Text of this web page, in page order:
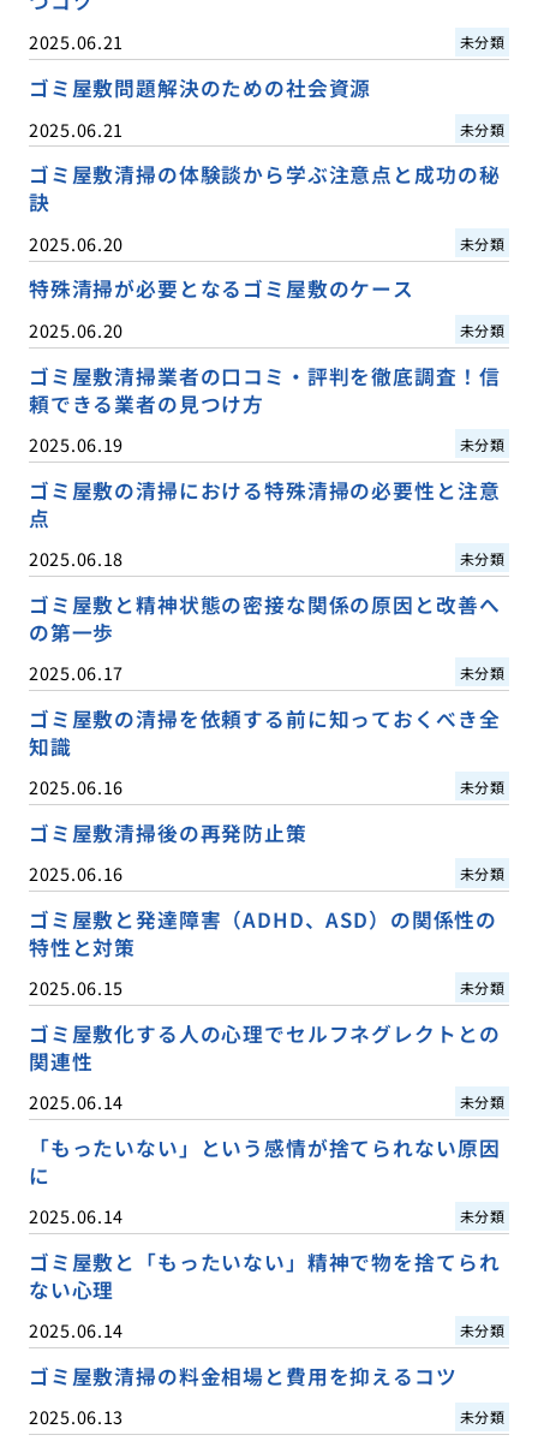
2025.06.21 未分類
ゴミ屋敷問題解決のための社会資源
2025.06.21 未分類
ゴミ屋敷清掃の体験談から学ぶ注意点と成功の秘
訣
2025.06.20 未分類
特殊清掃が必要となるゴミ屋敷のケース
2025.06.20 未分類
ゴミ屋敷清掃業者の口コミ・評判を徹底調査！信
頼できる業者の見つけ方
2025.06.19 未分類
ゴミ屋敷の清掃における特殊清掃の必要性と注意
点
2025.06.18 未分類
ゴミ屋敷と精神状態の密接な関係の原因と改善へ
の第一歩
2025.06.17 未分類
ゴミ屋敷の清掃を依頼する前に知っておくべき全
知識
2025.06.16 未分類
ゴミ屋敷清掃後の再発防止策
2025.06.16 未分類
ゴミ屋敷と発達障害（ADHD、ASD）の関係性の
特性と対策
2025.06.15 未分類
ゴミ屋敷化する人の心理でセルフネグレクトとの
関連性
2025.06.14 未分類
「もったいない」という感情が捨てられない原因
に
2025.06.14 未分類
ゴミ屋敷と「もったいない」精神で物を捨てられ
ない心理
2025.06.14 未分類
ゴミ屋敷清掃の料金相場と費用を抑えるコツ
2025.06.13 未分類